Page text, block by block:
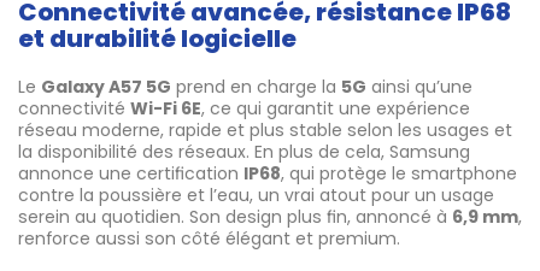
Connectivité avancée, résistance IP68
et durabilité logicielle
Le Galaxy A57 5G prend en charge la 5G ainsi qu’une
connectivité Wi-Fi 6E, ce qui garantit une expérience
réseau moderne, rapide et plus stable selon les usages et
la disponibilité des réseaux. En plus de cela, Samsung
annonce une certification IP68, qui protège le smartphone
contre la poussière et l’eau, un vrai atout pour un usage
serein au quotidien. Son design plus fin, annoncé à 6,9 mm,
renforce aussi son côté élégant et premium.